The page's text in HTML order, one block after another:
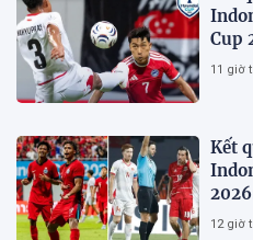
Cup
Bán
11 giờ
Kết
nam
12 giờ